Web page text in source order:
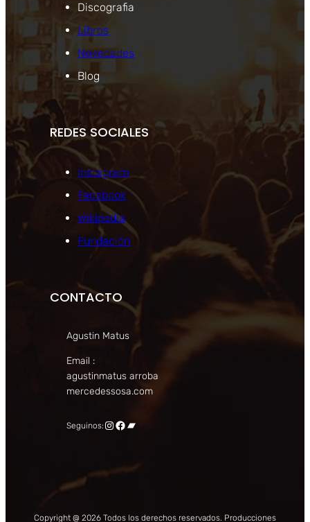
Discografia
Libros
Novedades
Blog
REDES SOCIALES
Instagram
Facebook
Wikipedia
Fundación
CONTACTO
Agustin Matus
Email :
agustinmatus arroba
mercedessosa.com
Seguinos: Instagram
Facebook
Bandcamp
Copyright @ 2026 Todos los derechos reservados. Producciones